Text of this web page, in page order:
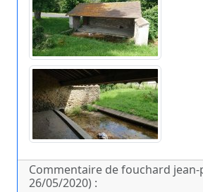
Commentaire de fouchard jean-
26/05/2020) :